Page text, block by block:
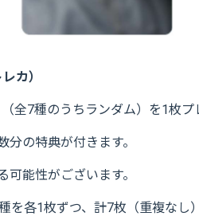
カ）
全7種のうちランダム）を1枚プ
の特典が付きます。
能性がございます。
各1枚ずつ、計7枚（重複なし